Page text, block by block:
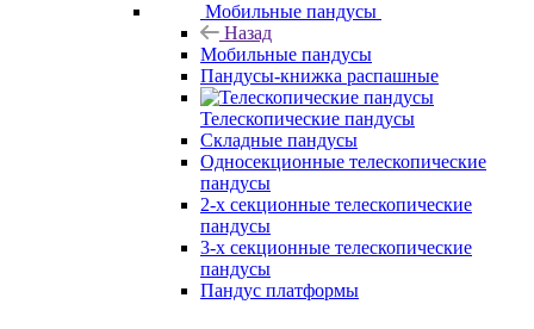
Мобильные пандусы
Назад
Мобильные пандусы
Пандусы-книжка распашные
Телескопические пандусы
Складные пандусы
Односекционные телескопические
пандусы
2-х секционные телескопические
пандусы
3-х секционные телескопические
пандусы
Пандус платформы